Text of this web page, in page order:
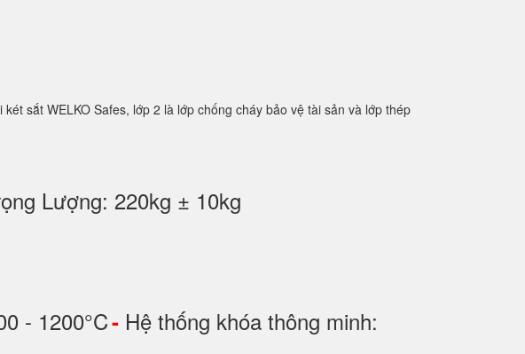
sắt WELKO Safes, lớp 2 là lớp chống cháy bảo vệ tài sản và lớp thép
Lượng: 220kg ± 10kg
- 1200°C- Hệ thống khóa thông minh: